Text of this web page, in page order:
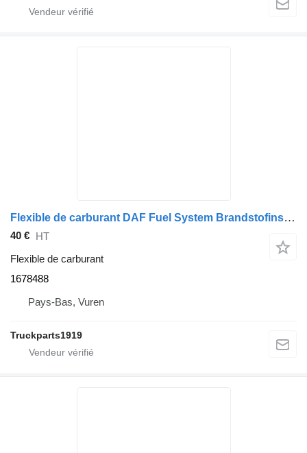
Flexible de carburant DAF Fuel System Brandstofinsuitleiding MX 1678488 pour camion
40 € HT
Flexible de carburant
1678488
Pays-Bas, Vuren
Truckparts1919